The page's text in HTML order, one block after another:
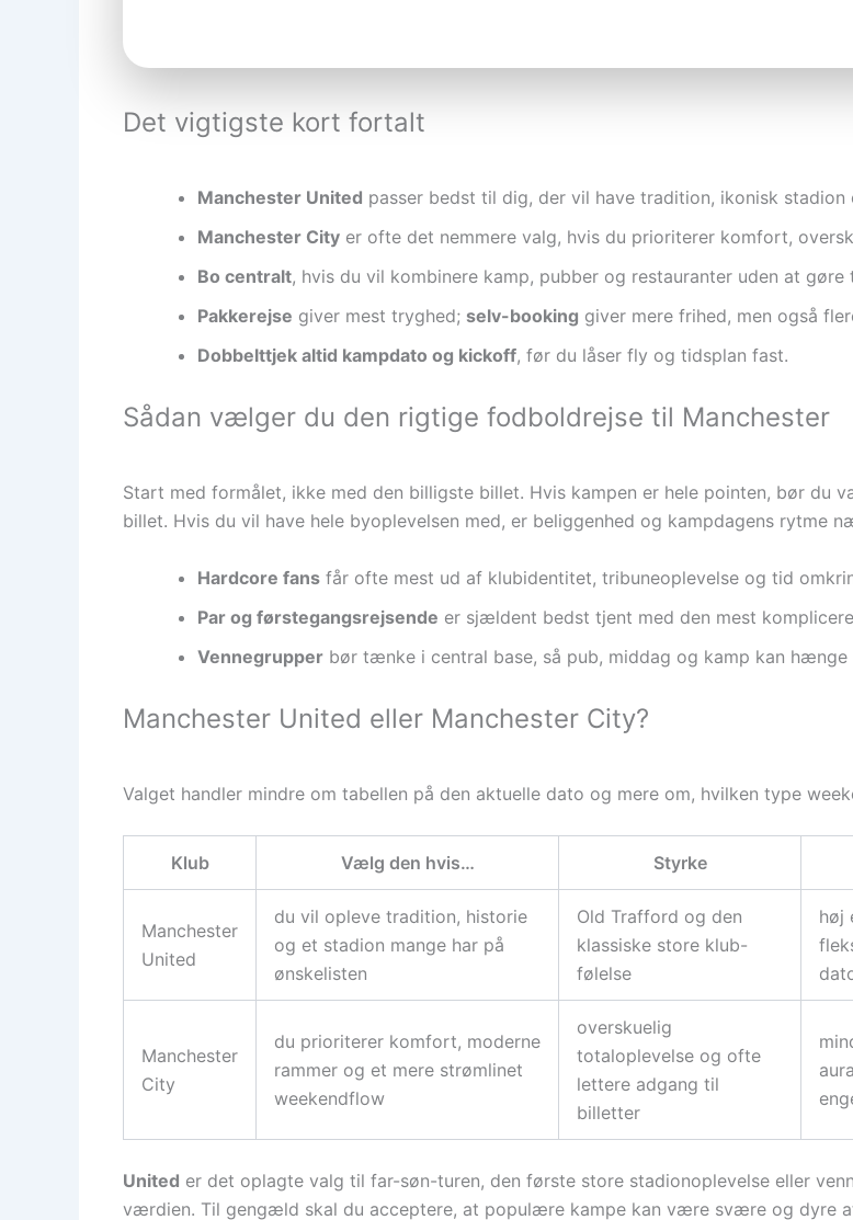
Det vigtigste kort fortalt
Manchester United passer bedst til dig, der vil have tradition, ikonisk
Manchester City er ofte det nemmere valg, hvis du prioriterer komfort,
Bo centralt, hvis du vil kombinere kamp, pubber og restauranter uden at
Pakkerejse giver mest tryghed; selv-booking giver mere frihed, men også
Dobbelttjek altid kampdato og kickoff, før du låser fly og tidsplan fast.
Sådan vælger du den rigtige fodboldrejse til Manchester
Start med formålet, ikke med den billigste billet. Hvis kampen er hele pointen, bør du
billet. Hvis du vil have hele byoplevelsen med, er beliggenhed og kampdagens rytme
Hardcore fans får ofte mest ud af klubidentitet, tribuneoplevelse og tid
Par og førstegangsrejsende er sjældent bedst tjent med den mest
Vennegrupper bør tænke i central base, så pub, middag og kamp kan hænge
Manchester United eller Manchester City?
Valget handler mindre om tabellen på den aktuelle dato og mere om, hvilken type
Klub Vælg den hvis… Styrke
Manchester
United
du vil opleve tradition, historie
og et stadion mange har på
ønskelisten
Old Trafford og den
klassiske store klub-
følelse
høj
Manchester
City
du prioriterer komfort, moderne
rammer og et mere strømlinet
weekendflow
overskuelig
totaloplevelse og ofte
lettere adgang til
billetter
United er det oplagte valg til far-søn-turen, den første store stadionoplevelse eller
værdien. Til gengæld skal du acceptere, at populære kampe kan være svære og dyre